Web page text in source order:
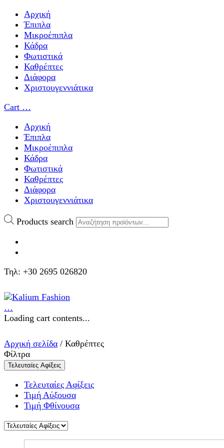
Αρχική
Έπιπλα
Μικροέπιπλα
Κάδρα
Φωτιστικά
Καθρέπτες
Διάφορα
Χριστουγεννιάτικα
Cart …
Αρχική
Έπιπλα
Μικροέπιπλα
Κάδρα
Φωτιστικά
Καθρέπτες
Διάφορα
Χριστουγεννιάτικα
Products search
Τηλ: +30 2695 026820
…
Loading cart contents...
Αρχική σελίδα / Καθρέπτες
Φίλτρα
Τελευταίες Αφίξεις
Τελευταίες Αφίξεις
Τιμή Αύξουσα
Τιμή Φθίνουσα